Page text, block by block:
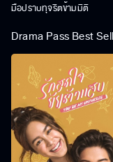
มือปราบทุจริตข้ามมิติ
Drama Pass Best